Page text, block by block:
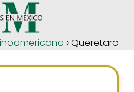
› Queretaro